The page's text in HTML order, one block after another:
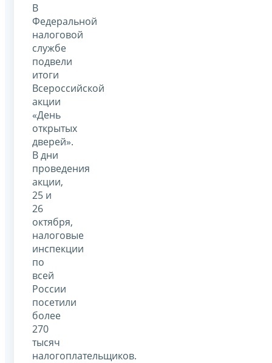
В
Федеральной
налоговой
службе
подвели
итоги
Всероссийской
акции
«День
открытых
дверей».
В дни
проведения
акции,
25 и
26
октября,
налоговые
инспекции
по
всей
России
посетили
более
270
тысяч
налогоплательщиков.